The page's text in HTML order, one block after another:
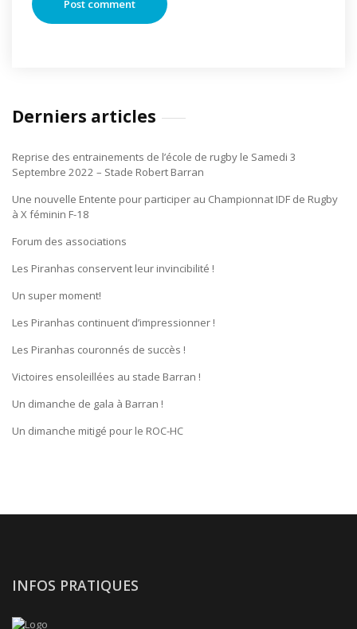
Derniers articles
Reprise des entrainements de l’école de rugby le Samedi 3
Septembre 2022 – Stade Robert Barran
Une nouvelle Entente pour participer au Championnat IDF de Rugby
à X féminin F-18
Forum des associations
Les Piranhas conservent leur invincibilité !
Un super moment!
Les Piranhas continuent d’impressionner !
Les Piranhas couronnés de succès !
Victoires ensoleillées au stade Barran !
Un dimanche de gala à Barran !
Un dimanche mitigé pour le ROC-HC
INFOS PRATIQUES